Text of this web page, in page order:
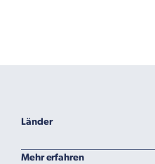
Länder
Mehr erfahren